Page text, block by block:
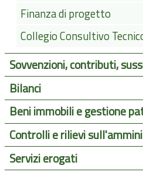
Finanza di progetto
Collegio Consultivo
Sovvenzioni, contributi,
Bilanci
Beni immobili e gestione
Controlli e rilievi
Servizi erogati